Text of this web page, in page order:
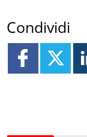
Condividi